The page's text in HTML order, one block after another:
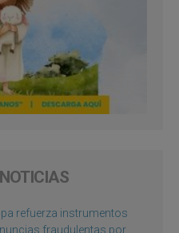
refuerza instrumentos
fraudulentas por